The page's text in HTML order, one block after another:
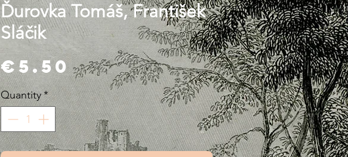
Ďurovka Tomáš, František
Sláčik
€5.50Price
Quantity*